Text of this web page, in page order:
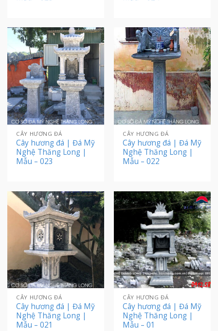
CÂY HƯƠNG ĐÁ
Cây hương đá | Đá Mỹ
Nghệ Thăng Long |
Mẫu – 023
CÂY HƯƠNG ĐÁ
Cây hương đá | Đá Mỹ
Nghệ Thăng Long |
Mẫu – 022
CÂY HƯƠNG ĐÁ
Cây hương đá | Đá Mỹ
Nghệ Thăng Long |
Mẫu – 021
CÂY HƯƠNG ĐÁ
Cây hương đá | Đá Mỹ
Nghệ Thăng Long |
Mẫu – 01